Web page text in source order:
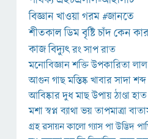
বিজ্ঞানখাওয়াগরম#জানতে
শীতকালডিমবৃষ্টিচাঁদকেন
কাজবিদ্যুৎরংসাপরাত
মনোবিজ্ঞানশক্তিউপকারিতালাল
আগুনগাছমস্তিষ্কখাবারসাদাশব্দ
আবিষ্কারদুধমাছউপায়ঠাণ্ডাহাত
মশাস্বপ্নব্যাথাভয়তাপমাত্রা
গ্রহরসায়নকালোগ্যাসপাউদ্ভিদ